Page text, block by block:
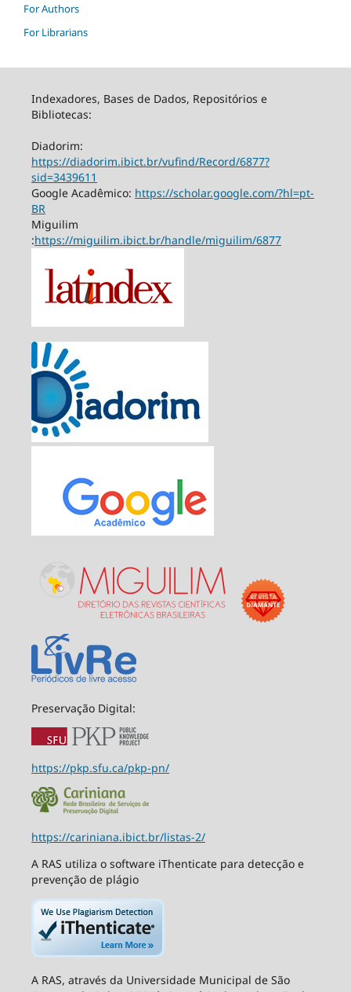
For Authors
For Librarians
Indexadores, Bases de Dados, Repositórios e
Bibliotecas:
Diadorim:
https://diadorim.ibict.br/vufind/Record/6877?
sid=3439611
Google Acadêmico: https://scholar.google.com/?hl=pt-
BR
Miguilim
:https://miguilim.ibict.br/handle/miguilim/6877
Preservação Digital:
https://pkp.sfu.ca/pkp-pn/
https://cariniana.ibict.br/listas-2/
A RAS utiliza o software iThenticate para detecção e
prevenção de plágio
A RAS, através da Universidade Municipal de São